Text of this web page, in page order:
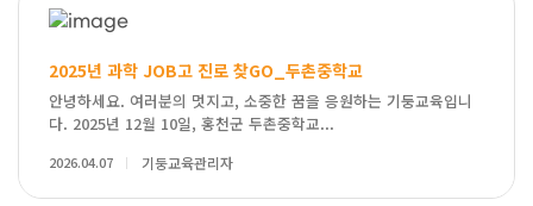
2025년 과학 JOB고 진로 찾GO_두촌중학교
안녕하세요. 여러분의 멋지고, 소중한 꿈을 응원하는 기둥교육입니
다. 2025년 12월 10일, 홍천군 두촌중학교...
2026.04.07 기둥교육관리자